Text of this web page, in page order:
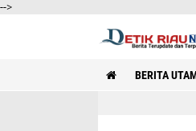
-->
BERITA